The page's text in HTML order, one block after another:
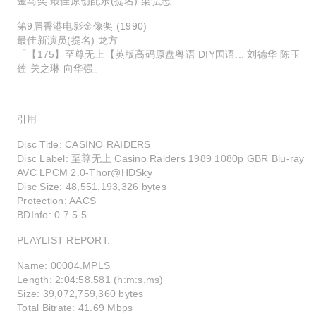
第9届香港电影金像奖 (1990)
最佳新演员(提名) 龙方
「【175】至尊无上【英版高码原盘粤语 DIY国语... 刘德华 陈玉
莲 关之琳 向华强」
引用
Disc Title: CASINO RAIDERS
Disc Label: 至尊无上 Casino Raiders 1989 1080p GBR Blu-ray
AVC LPCM 2.0-Thor@HDSky
Disc Size: 48,551,193,326 bytes
Protection: AACS
BDInfo: 0.7.5.5
PLAYLIST REPORT:
Name: 00004.MPLS
Length: 2:04:58.581 (h:m:s.ms)
Size: 39,072,759,360 bytes
Total Bitrate: 41.69 Mbps